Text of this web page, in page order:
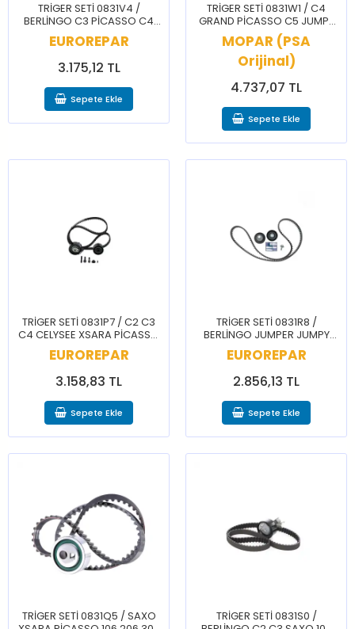
TRİGER SETİ 0831V4 /
BERLİNGO C3 PİCASSO C4
C5 JUMPY 206 207 3008 307
308 407 5008 EXPERT
PARTNER
EUROREPAR
3.175,12 TL
Sepete Ekle
TRİGER SETİ 0831W1 / C4
GRAND PİCASSO C5 JUMPY
DS5 407 508 EXPERT
MOPAR (PSA
Orijinal)
4.737,07 TL
Sepete Ekle
TRİGER SETİ 0831P7 / C2 C3
C4 CELYSEE XSARA PİCASSO
2008 206 207 208 301 307
308 PARTNER
EUROREPAR
3.158,83 TL
Sepete Ekle
TRİGER SETİ 0831R8 /
BERLİNGO JUMPER JUMPY
XSARA PİCASSO 206 306
406 BOXER EXPERT PARTNER
EUROREPAR
2.856,13 TL
Sepete Ekle
TRİGER SETİ 0831Q5 / SAXO
TRİGER SETİ 0831S0 /